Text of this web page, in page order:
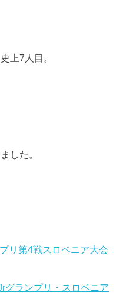
上7人目。
した。
リ第4戦スロベニア大会
グランプリ・スロベニア